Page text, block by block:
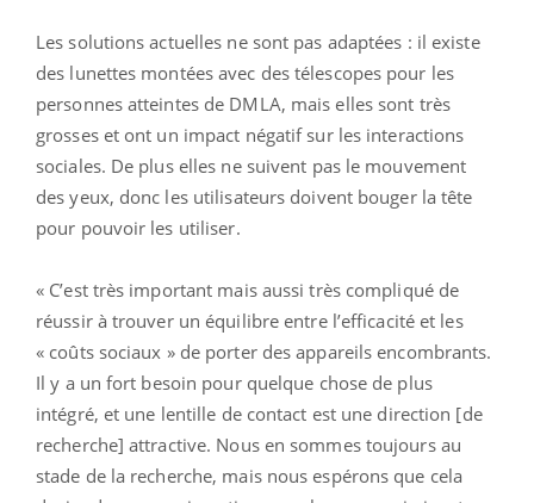
Les solutions actuelles ne sont pas adaptées : il existe
des lunettes montées avec des télescopes pour les
personnes atteintes de DMLA, mais elles sont très
grosses et ont un impact négatif sur les interactions
sociales. De plus elles ne suivent pas le mouvement
des yeux, donc les utilisateurs doivent bouger la tête
pour pouvoir les utiliser.
« C’est très important mais aussi très compliqué de
réussir à trouver un équilibre entre l’efficacité et les
« coûts sociaux » de porter des appareils encombrants.
Il y a un fort besoin pour quelque chose de plus
intégré, et une lentille de contact est une direction [de
recherche] attractive. Nous en sommes toujours au
stade de la recherche, mais nous espérons que cela